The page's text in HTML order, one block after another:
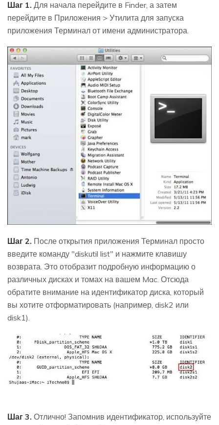
Шаг 1. Для начала перейдите в Finder, а затем
перейдите в Приложения > Утилита для запуска
приложения Терминал от имени администратора.
Шаг 2. После открытия приложения Терминал просто
введите команду "diskutil list" и нажмите клавишу
возврата. Это отобразит подробную информацию о
различных дисках и томах на вашем Mac. Отсюда
обратите внимание на идентификатор диска, который
вы хотите отформатировать (например, disk2 или
disk1).
Шаг 3. Отлично! Запомнив идентификатор, используйте